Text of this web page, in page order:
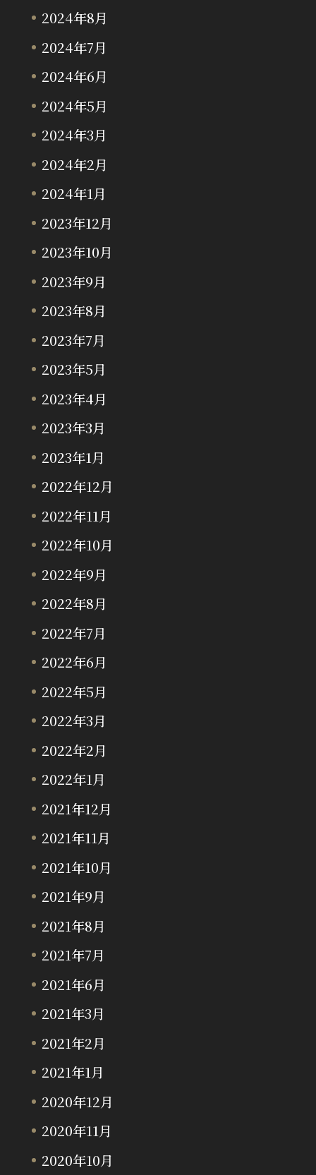
2024年8月
2024年7月
2024年6月
2024年5月
2024年3月
2024年2月
2024年1月
2023年12月
2023年10月
2023年9月
2023年8月
2023年7月
2023年5月
2023年4月
2023年3月
2023年1月
2022年12月
2022年11月
2022年10月
2022年9月
2022年8月
2022年7月
2022年6月
2022年5月
2022年3月
2022年2月
2022年1月
2021年12月
2021年11月
2021年10月
2021年9月
2021年8月
2021年7月
2021年6月
2021年3月
2021年2月
2021年1月
2020年12月
2020年11月
2020年10月